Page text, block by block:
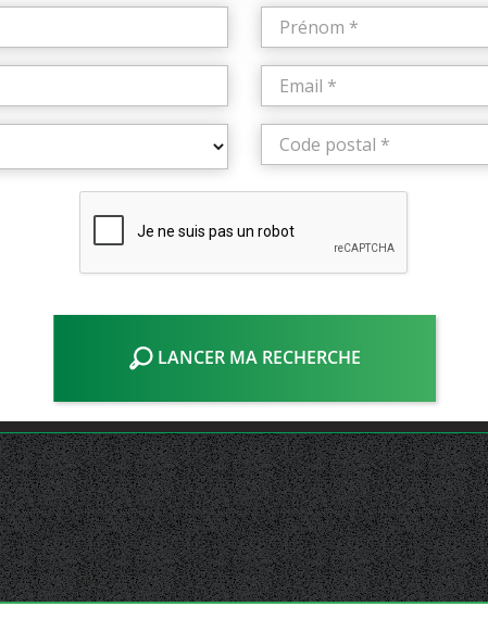
LANCER MA RECHERCHE